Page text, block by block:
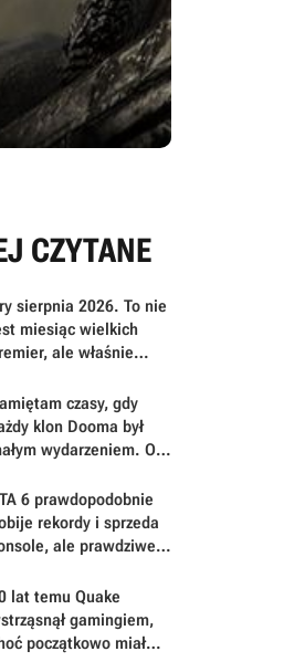
CZYTANE
sierpnia 2026. To nie
miesiąc wielkich
ale właśnie
się uważniej
czasy, gdy
klon Dooma był
wydarzeniem. Oto
y lat 90.
6 prawdopodobnie
rekordy i sprzeda
ale prawdziwe
musieli mu
lat temu Quake
gamingiem,
początkowo miał